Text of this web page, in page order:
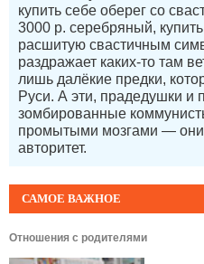
САМОЕ ВАЖНОЕ
Отношения с родителями
купить себе оберег со
3000 р. серебряный,
расшитую свастичным
раздражает каких-то там
лишь далёкие предки,
Руси. А эти, прадедушки
зомбированные
промытыми мозгами — они
авторитет.